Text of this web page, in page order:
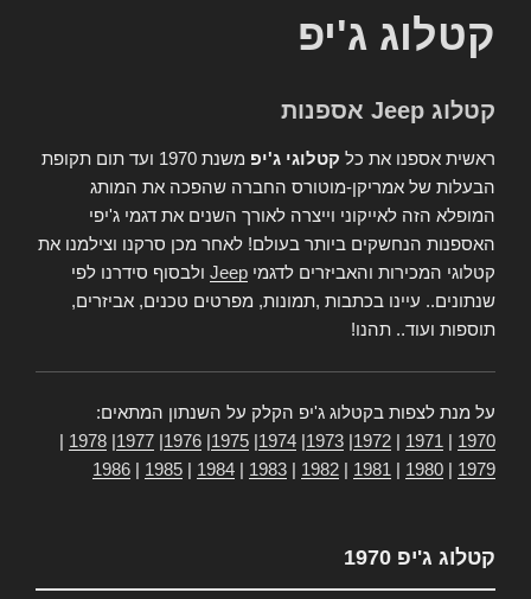
קטלוג ג'יפ
קטלוג Jeep אספנות
ראשית אספנו את כל קטלוגי ג'יפ
משנת 1970 ועד תום תקופת
הבעלות של אמריקן-מוטורס החברה שהפכה את המותג
המופלא הזה לאייקוני וייצרה לאורך השנים את דגמי ג'יפי
האספנות הנחשקים ביותר בעולם! לאחר מכן סרקנו וצילמנו את
קטלוגי המכירות והאביזרים לדגמי Jeep ולבסוף סידרנו לפי
שנתונים.. עיינו בכתבות ,תמונות, מפרטים טכנים, אביזרים,
תוספות ועוד.. תהנו!
על מנת לצפות בקטלוג ג'יפ הקלק על השנתון המתאים:
1970
1971
1972
1973
1974
1975
1976
1977
1978
1979
1980
1981
1982
1983
1984
1985
1986
קטלוג ג'יפ 1970